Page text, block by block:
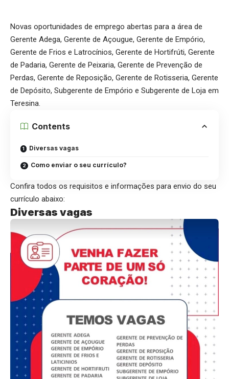
Novas oportunidades de emprego abertas para a área de
Gerente Adega, Gerente de Açougue, Gerente de Empório,
Gerente de Frios e Latrocínios, Gerente de Hortifrúti, Gerente
de Padaria, Gerente de Peixaria, Gerente de Prevenção de
Perdas, Gerente de Reposição, Gerente de Rotisseria, Gerente
de Depósito, Subgerente de Empório e Subgerente de Loja em
Teresina.
Contents
Diversas vagas
Como enviar o seu currículo?
Confira todos os requisitos e informações para envio do seu
currículo abaixo:
Diversas vagas